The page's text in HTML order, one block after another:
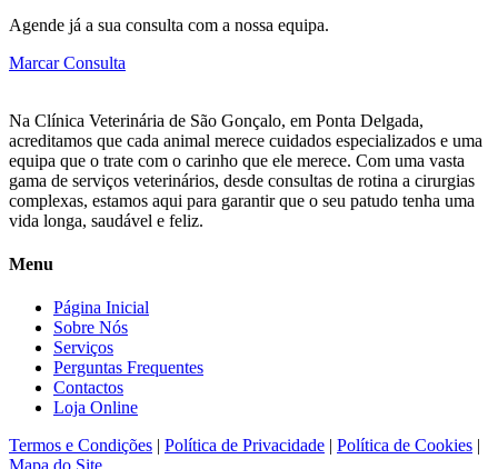
Agende já a sua consulta com a nossa equipa.
Marcar Consulta
Na Clínica Veterinária de São Gonçalo, em Ponta Delgada,
acreditamos que cada animal merece cuidados especializados e uma
equipa que o trate com o carinho que ele merece. Com uma vasta
gama de serviços veterinários, desde consultas de rotina a cirurgias
complexas, estamos aqui para garantir que o seu patudo tenha uma
vida longa, saudável e feliz.
Menu
Página Inicial
Sobre Nós
Serviços
Perguntas Frequentes
Contactos
Loja Online
Termos e Condições | Política de Privacidade | Política de Cookies |